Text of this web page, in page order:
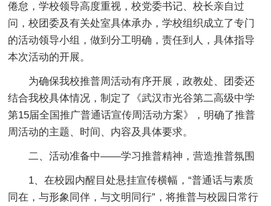
倦怠，学校领导高度重视，校党委书记、校长亲自过
问，校团委及有关处室具体承办，学校组织成立了专门
的活动领导小组，做到分工明确，责任到人，具体指导
本次活动的开展。
为确保我校推普周活动有序开展，政教处、团委还
结合我校具体情况，制定了《武汉市光谷第二高级中学
第15届全国推广普通话宣传周活动方案》，明确了推普
周活动的主题、时间、内容及具体要求。
二、活动准备中——学习推普精神，营造推普氛围
1、在校园内醒目处悬挂宣传横幅，“普通话与素质
同在，与形象同伴，与文明同行”，将推普与校园日常行